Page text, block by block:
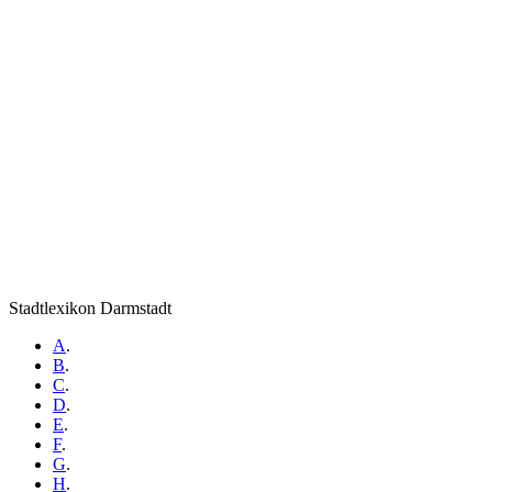
Stadtlexikon Darmstadt
A.
B.
C.
D.
E.
F.
G.
H.